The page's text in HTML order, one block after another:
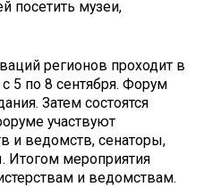
посетить музеи,
регионов проходит в
5 по 8 сентября. Форум
Затем состоятся
участвуют
и ведомств, сенаторы,
Итогом мероприятия
и ведомствам.